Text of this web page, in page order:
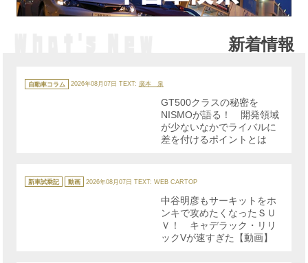
新着情報
テ
ゴ
自動車コラム 2026年08月07日 TEXT: 廣本 泉
GT500クラスの秘密を
NISMOが語る！ 開発領域
が少ないなかでライバルに
差を付けるポイントとは
テ
ゴ
新車試乗記 動画 2026年08月07日 TEXT: WEB CARTOP
中谷明彦もサーキットをホ
ンキで攻めたくなったＳＵ
Ｖ！ キャデラック・リリ
ックVが速すぎた【動画】